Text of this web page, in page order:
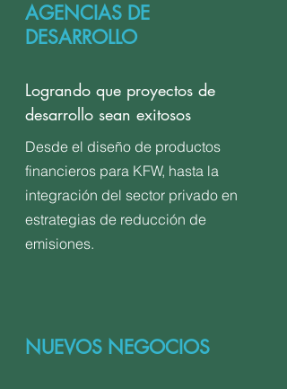
AGENCIAS DE
DESARROLLO
Logrando que proyectos de
desarrollo sean exitosos
Desde el diseño de productos
financieros para KFW, hasta la
integración del sector privado en
estrategias de reducción de
emisiones.
NUEVOS NEGOCIOS